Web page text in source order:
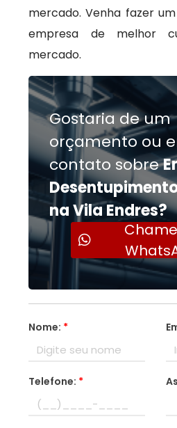
mercado. Venha fazer
empresa de melhor
mercado.
Gostaria de um
orçamento ou
contato sobre
na Vila Endres?
Nome: *
Telefone: *